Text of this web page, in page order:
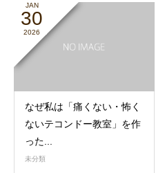
JAN
30
2026
なぜ私は「痛くない・怖く
ないテコンドー教室」を作
った...
未分類